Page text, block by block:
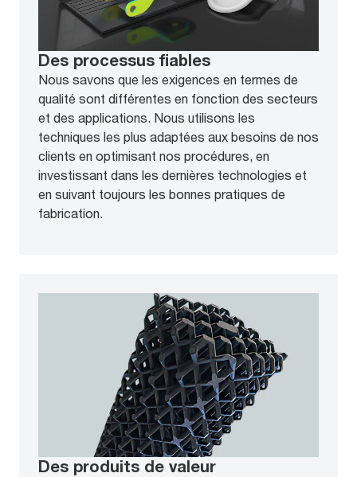
Des processus fiables
Nous savons que les exigences en termes de
qualité sont différentes en fonction des secteurs
et des applications. Nous utilisons les
techniques les plus adaptées aux besoins de nos
clients en optimisant nos procédures, en
investissant dans les dernières technologies et
en suivant toujours les bonnes pratiques de
fabrication.
Des produits de valeur